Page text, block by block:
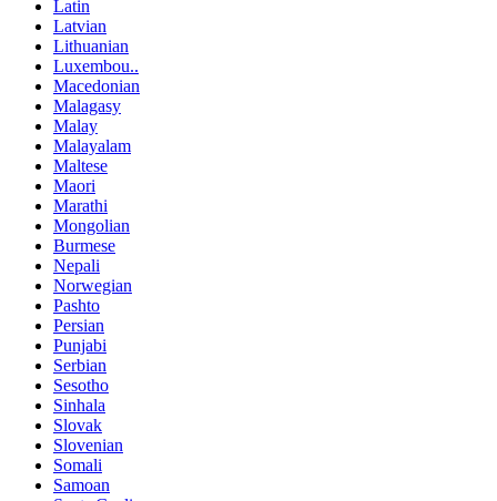
Latin
Latvian
Lithuanian
Luxembou..
Macedonian
Malagasy
Malay
Malayalam
Maltese
Maori
Marathi
Mongolian
Burmese
Nepali
Norwegian
Pashto
Persian
Punjabi
Serbian
Sesotho
Sinhala
Slovak
Slovenian
Somali
Samoan